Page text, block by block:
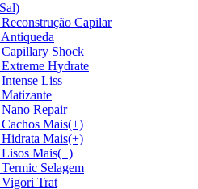
Capilar
Shock
Hydrate
Liss
Repair
Mais(+)
Mais(+)
Mais(+)
Selagem
Trat